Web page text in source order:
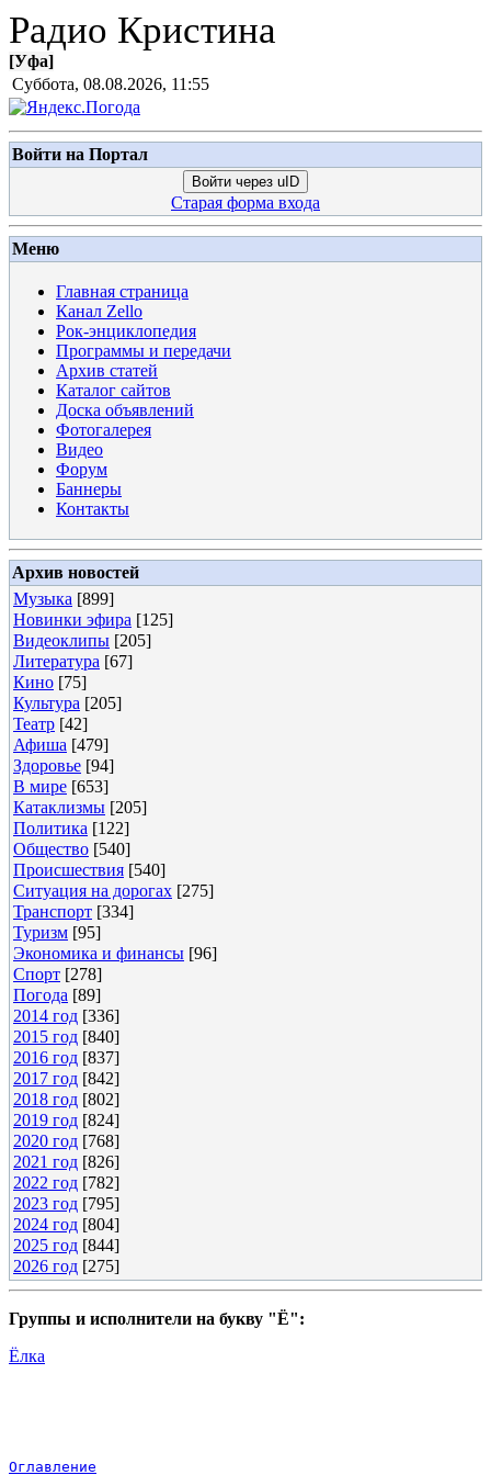
Радио Кристина
[Уфа]
Суббота, 08.08.2026, 11:55
Войти на Портал
Войти через uID
Старая форма входа
Меню
Главная страница
Канал Zello
Рок-энциклопедия
Программы и передачи
Архив статей
Каталог сайтов
Доска объявлений
Фотогалерея
Видео
Форум
Баннеры
Контакты
Архив новостей
Музыка [899]
Новинки эфира [125]
Видеоклипы [205]
Литература [67]
Кино [75]
Культура [205]
Театр [42]
Афиша [479]
Здоровье [94]
В мире [653]
Катаклизмы [205]
Политика [122]
Общество [540]
Происшествия [540]
Ситуация на дорогах [275]
Транспорт [334]
Туризм [95]
Экономика и финансы [96]
Спорт [278]
Погода [89]
2014 год [336]
2015 год [840]
2016 год [837]
2017 год [842]
2018 год [802]
2019 год [824]
2020 год [768]
2021 год [826]
2022 год [782]
2023 год [795]
2024 год [804]
2025 год [844]
2026 год [275]
Группы и исполнители на букву "Ё":
Ёлка
Оглавление